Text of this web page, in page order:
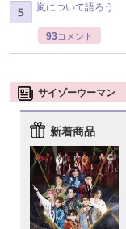
嵐について語ろう
93コメント
サイゾーウーマン
新着商品